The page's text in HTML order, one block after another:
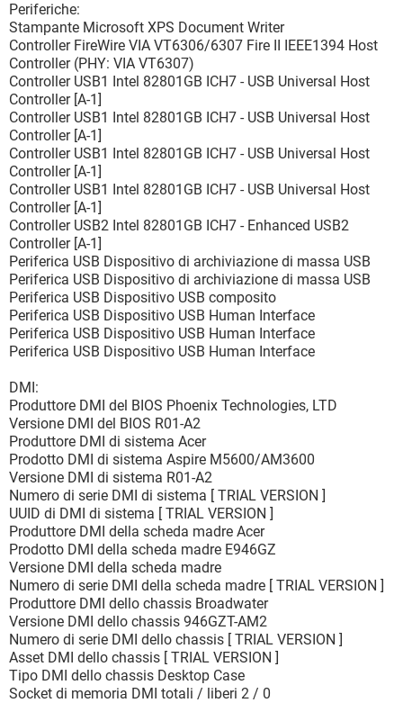
Periferiche:
Stampante Microsoft XPS Document Writer
Controller FireWire VIA VT6306/6307 Fire II IEEE1394 Host
Controller (PHY: VIA VT6307)
Controller USB1 Intel 82801GB ICH7 - USB Universal Host
Controller [A-1]
Controller USB1 Intel 82801GB ICH7 - USB Universal Host
Controller [A-1]
Controller USB1 Intel 82801GB ICH7 - USB Universal Host
Controller [A-1]
Controller USB1 Intel 82801GB ICH7 - USB Universal Host
Controller [A-1]
Controller USB2 Intel 82801GB ICH7 - Enhanced USB2
Controller [A-1]
Periferica USB Dispositivo di archiviazione di massa USB
Periferica USB Dispositivo di archiviazione di massa USB
Periferica USB Dispositivo USB composito
Periferica USB Dispositivo USB Human Interface
Periferica USB Dispositivo USB Human Interface
Periferica USB Dispositivo USB Human Interface
DMI:
Produttore DMI del BIOS Phoenix Technologies, LTD
Versione DMI del BIOS R01-A2
Produttore DMI di sistema Acer
Prodotto DMI di sistema Aspire M5600/AM3600
Versione DMI di sistema R01-A2
Numero di serie DMI di sistema [ TRIAL VERSION ]
UUID di DMI di sistema [ TRIAL VERSION ]
Produttore DMI della scheda madre Acer
Prodotto DMI della scheda madre E946GZ
Versione DMI della scheda madre
Numero di serie DMI della scheda madre [ TRIAL VERSION ]
Produttore DMI dello chassis Broadwater
Versione DMI dello chassis 946GZT-AM2
Numero di serie DMI dello chassis [ TRIAL VERSION ]
Asset DMI dello chassis [ TRIAL VERSION ]
Tipo DMI dello chassis Desktop Case
Socket di memoria DMI totali / liberi 2 / 0